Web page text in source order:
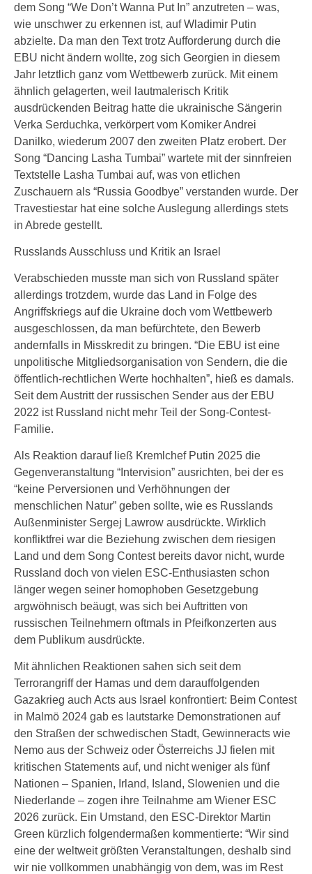
dem Song “We Don’t Wanna Put In” anzutreten – was,
wie unschwer zu erkennen ist, auf Wladimir Putin
abzielte. Da man den Text trotz Aufforderung durch die
EBU nicht ändern wollte, zog sich Georgien in diesem
Jahr letztlich ganz vom Wettbewerb zurück. Mit einem
ähnlich gelagerten, weil lautmalerisch Kritik
ausdrückenden Beitrag hatte die ukrainische Sängerin
Verka Serduchka, verkörpert vom Komiker Andrei
Danilko, wiederum 2007 den zweiten Platz erobert. Der
Song “Dancing Lasha Tumbai” wartete mit der sinnfreien
Textstelle Lasha Tumbai auf, was von etlichen
Zuschauern als “Russia Goodbye” verstanden wurde. Der
Travestiestar hat eine solche Auslegung allerdings stets
in Abrede gestellt.
Russlands Ausschluss und Kritik an Israel
Verabschieden musste man sich von Russland später
allerdings trotzdem, wurde das Land in Folge des
Angriffskriegs auf die Ukraine doch vom Wettbewerb
ausgeschlossen, da man befürchtete, den Bewerb
andernfalls in Misskredit zu bringen. “Die EBU ist eine
unpolitische Mitgliedsorganisation von Sendern, die die
öffentlich-rechtlichen Werte hochhalten”, hieß es damals.
Seit dem Austritt der russischen Sender aus der EBU
2022 ist Russland nicht mehr Teil der Song-Contest-
Familie.
Als Reaktion darauf ließ Kremlchef Putin 2025 die
Gegenveranstaltung “Intervision” ausrichten, bei der es
“keine Perversionen und Verhöhnungen der
menschlichen Natur” geben sollte, wie es Russlands
Außenminister Sergej Lawrow ausdrückte. Wirklich
konfliktfrei war die Beziehung zwischen dem riesigen
Land und dem Song Contest bereits davor nicht, wurde
Russland doch von vielen ESC-Enthusiasten schon
länger wegen seiner homophoben Gesetzgebung
argwöhnisch beäugt, was sich bei Auftritten von
russischen Teilnehmern oftmals in Pfeifkonzerten aus
dem Publikum ausdrückte.
Mit ähnlichen Reaktionen sahen sich seit dem
Terrorangriff der Hamas und dem darauffolgenden
Gazakrieg auch Acts aus Israel konfrontiert: Beim Contest
in Malmö 2024 gab es lautstarke Demonstrationen auf
den Straßen der schwedischen Stadt, Gewinneracts wie
Nemo aus der Schweiz oder Österreichs JJ fielen mit
kritischen Statements auf, und nicht weniger als fünf
Nationen – Spanien, Irland, Island, Slowenien und die
Niederlande – zogen ihre Teilnahme am Wiener ESC
2026 zurück. Ein Umstand, den ESC-Direktor Martin
Green kürzlich folgendermaßen kommentierte: “Wir sind
eine der weltweit größten Veranstaltungen, deshalb sind
wir nie vollkommen unabhängig von dem, was im Rest